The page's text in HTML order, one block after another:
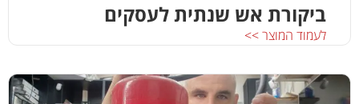
ביקורת אש שנתית לעסקים
לעמוד המוצר >>